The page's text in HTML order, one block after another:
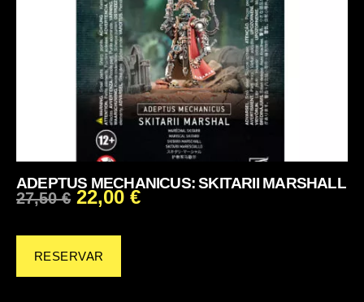
ADEPTUS MECHANICUS: SKITARII MARSHALL
27,50€ 22,00 €
RESERVAR